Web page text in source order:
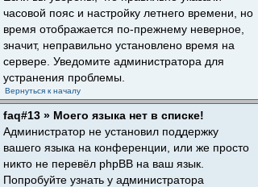
часовой пояс и настройку летнего времени, но
время отображается по-прежнему неверное,
значит, неправильно установлено время на
сервере. Уведомите администратора для
устранения проблемы.
Вернуться к началу
faq#13 » Моего языка нет в списке!
Администратор не установил поддержку
вашего языка на конференции, или же просто
никто не перевёл phpBB на ваш язык.
Попробуйте узнать у администратора